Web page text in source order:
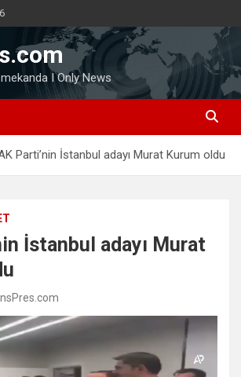
I Only News
Parti’nin İstanbul adayı Murat Kurum oldu
İstanbul adayı Murat